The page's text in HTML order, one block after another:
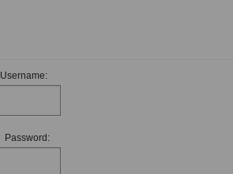
Username:
Password: